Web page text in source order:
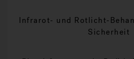
Infrarot- und Rotlicht-
Sicherheit